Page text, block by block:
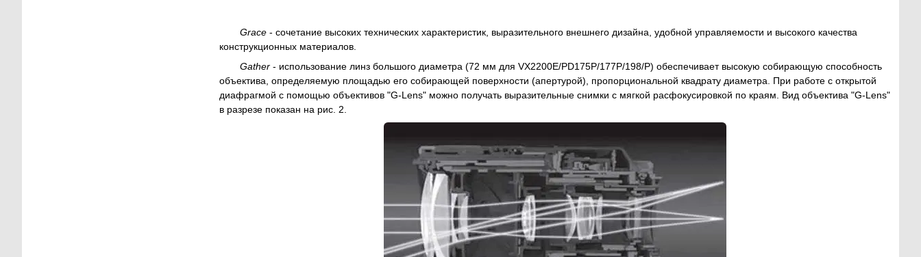
Grace - сочетание высоких технических характеристик, выразительного внешнего дизайна, удобной управляемости и высокого качества
конструкционных материалов.
Gather - использование линз большого диаметра (72 мм для VX2200E/PD175Р/177Р/198/P) обеспечивает высокую собирающую способность
объектива, определяемую площадью его собирающей поверхности (апертурой), пропорциональной квадрату диаметра. При работе с открытой
диафрагмой с помощью объективов "G-Lens" можно получать выразительные снимки с мягкой расфокусировкой по краям. Вид объектива "G-Lens"
в разрезе показан на рис. 2.